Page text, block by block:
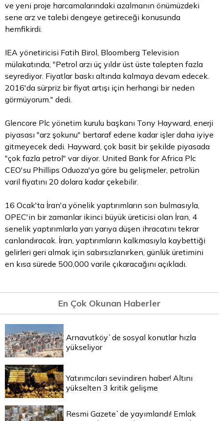
ve yeni proje harcamalarındaki azalmanın önümüzdeki
sene arz ve talebi dengeye getireceği konusunda
hemfikirdi.
IEA yönetiricisi Fatih Birol, Bloomberg Television
mülakatında, "Petrol arzı üç yıldır üst üste talepten fazla
seyrediyor. Fiyatlar baskı altında kalmaya devam edecek.
2016'da sürpriz bir fiyat artışı için herhangi bir neden
görmüyorum." dedi.
Glencore Plc yönetim kurulu başkanı Tony Hayward, enerji
piyasası "arz şokunu" bertaraf edene kadar işler daha iyiye
gitmeyecek dedi. Hayward, çok basit bir şekilde piyasada
"çok fazla petrol" var diyor. United Bank for Africa Plc
CEO'su Phillips Oduoza'ya göre bu gelişmeler, petrolün
varil fiyatını 20 dolara kadar çekebilir.
16 Ocak'ta İran'a yönelik yaptırımların son bulmasıyla,
OPEC'in bir zamanlar ikinci büyük üreticisi olan İran, 4
senelik yaptırımlarla yarı yarıya düşen ihracatını tekrar
canlandıracak. İran, yaptırımların kalkmasıyla kaybettiği
gelirleri geri almak için sabırsızlanırken, günlük üretimini
en kısa sürede 500,000 varile çıkaracağını açıkladı.
En Çok Okunan Haberler
Arnavutköy`de sosyal konutlar hızla
yükseliyor
Yatırımcıları sevindiren haber! Altını
yükselten 3 kritik gelişme
Resmi Gazete`de yayımlandı! Emlak